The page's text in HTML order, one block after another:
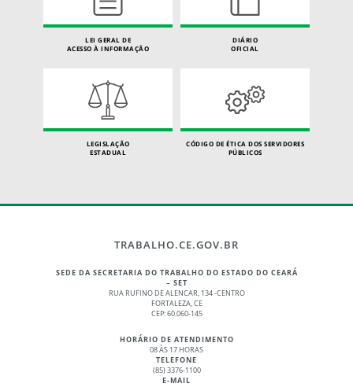
LEI GERAL DE
ACESSO À INFORMAÇÃO
DIÁRIO
OFICIAL
LEGISLAÇÃO
ESTADUAL
CÓDIGO DE ÉTICA DOS SERVIDORES
PÚBLICOS
TRABALHO.CE.GOV.BR
SEDE DA SECRETARIA DO TRABALHO DO ESTADO DO CEARÁ
– SET
RUA RUFINO DE ALENCAR, 134 -CENTRO
FORTALEZA, CE
CEP: 60.060-145
HORÁRIO DE ATENDIMENTO
08 ÀS 17 HORAS
TELEFONE
(85) 3376-1100
E-MAIL